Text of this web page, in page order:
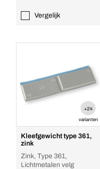
Vergelijk
+24
varianten
Kleefgewicht type 361,
zink
Zink, Type 361,
Lichtmetalen velg